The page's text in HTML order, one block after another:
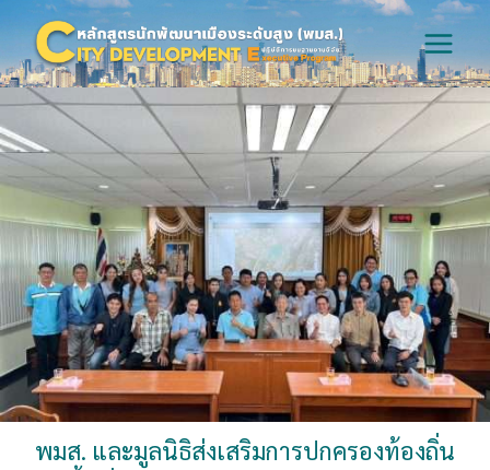
content
หลักสูตร พมส. ลงพื้นที่ร่วมสะท้อนผลการเรียน